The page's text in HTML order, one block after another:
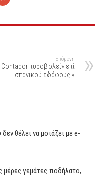
Επόμενη
πυροβολεί» επί
Ισπανικού εδάφους «
θέλει να μοιάζει με e-
μέρες γεμάτες ποδήλατο,